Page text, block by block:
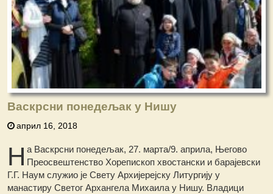
Васкрсни понедељак у Нишу
април 16, 2018
Н а Васкрсни понедељак, 27. марта/9. априла, Његово
Преосвештенство Хорепископ хвостански и барајевски
Г.Г. Наум служио је Свету Архијерејску Литургију у
манастиру Светог Архангела Михаила у Нишу. Владици